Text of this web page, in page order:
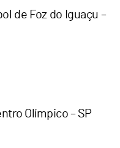
de Foz do Iguaçu –
Olímpico – SP